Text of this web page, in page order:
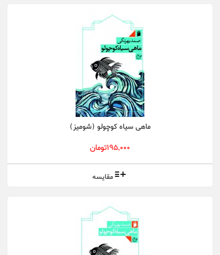
ماهی سیاه کوچولو (شومیز)
195,000تومان
مقایسه